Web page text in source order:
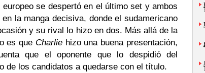
europeo se despertó en el último set y ambos
la manga decisiva, donde el sudamericano
y su rival lo hizo en dos. Más allá de la
es que Charliehizo una buena presentación,
que el oponente que lo despidió del
de los candidatos a quedarse con el título.